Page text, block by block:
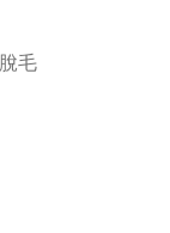
脫毛